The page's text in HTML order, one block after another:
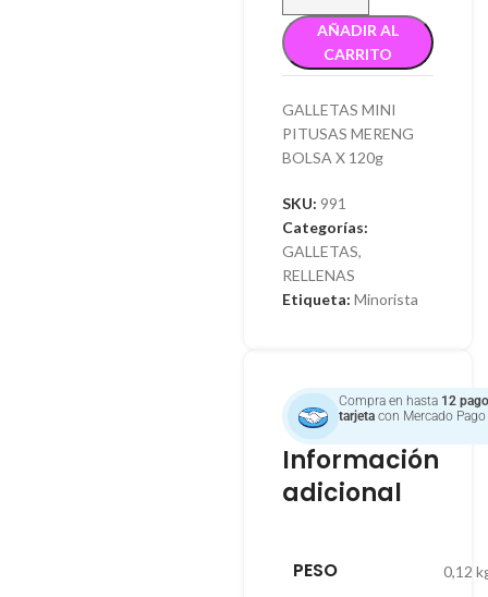
AÑADIR AL
CARRITO
GALLETAS MINI
PITUSAS MERENG
BOLSA X 120g
SKU: 991
Categorías:
GALLETAS,
RELLENAS
Etiqueta: Minorista
Compra en hasta 12
tarjetacon Mercado Pago
Información
adicional
PESO 0,12